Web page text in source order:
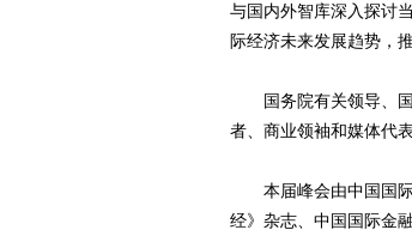
与国内外智库深入探讨
际经济未来发展趋势，
国务院有关领导、国
者、商业领袖和媒体代
本届峰会由中国国际
经》杂志、中国国际金